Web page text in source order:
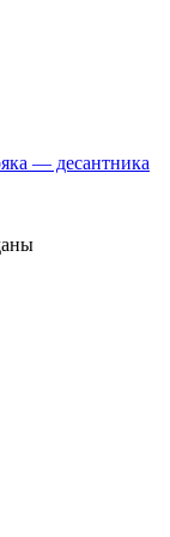
— десантника